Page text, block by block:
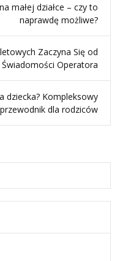
małej działce – czy to
naprawdę możliwe?
Zaczyna Się od
Świadomości Operatora
dziecka? Kompleksowy
przewodnik dla rodziców